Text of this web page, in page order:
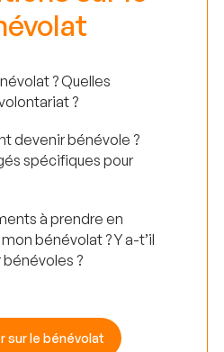
? Quelles
?
devenir bénévole ?
spécifiques pour
à prendre en
bénévolat ? Y a-t’il
?
sur le bénévolat